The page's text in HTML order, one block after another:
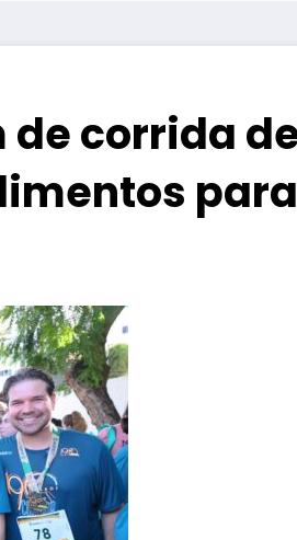
corrida
para